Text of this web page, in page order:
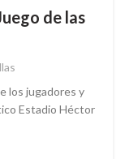
de las
los jugadores y
Estadio Héctor